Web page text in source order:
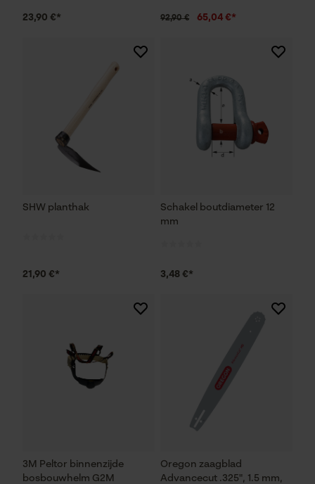
23,90 €* 92,90 € 65,04 €*
SHW planthak
21,90 €*
Schakel boutdiameter 12
mm
3,48 €*
3M Peltor binnenzijde
bosbouwhelm G2M
Oregon zaagblad
Advancecut .325", 1.5 mm,